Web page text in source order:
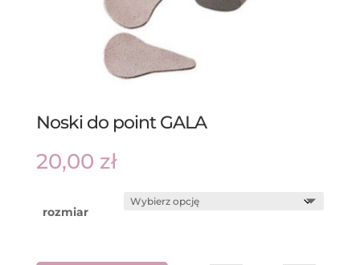
Noski do point GALA
20,00 zł
rozmiar